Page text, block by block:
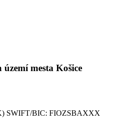
mesta Košice
SWIFT/BIC: FIOZSBAXXX